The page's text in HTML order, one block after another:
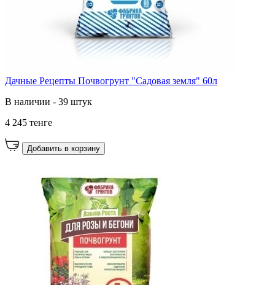
Дачные Рецепты Почвогрунт "Садовая земля" 60л
В наличии - 39 штук
4 245 тенге
Добавить в корзину